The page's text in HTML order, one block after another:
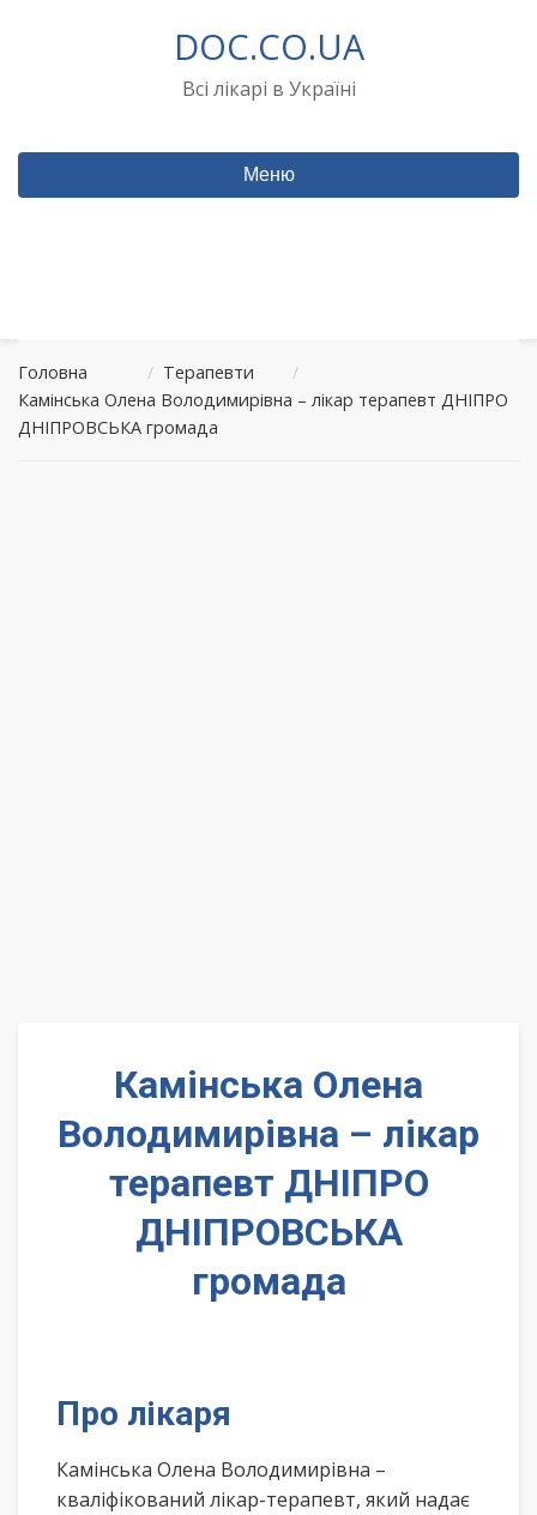
DOC.CO.UA
Всі лікарі в Україні
Меню
Головна / Терапевти
/
Камінська Олена Володимирівна – лікар терапевт ДНІПРО
ДНІПРОВСЬКА громада
Камінська Олена
Володимирівна – лікар
терапевт ДНІПРО
ДНІПРОВСЬКА
громада
Про лікаря
Камінська Олена Володимирівна –
кваліфікований лікар-терапевт, який надає